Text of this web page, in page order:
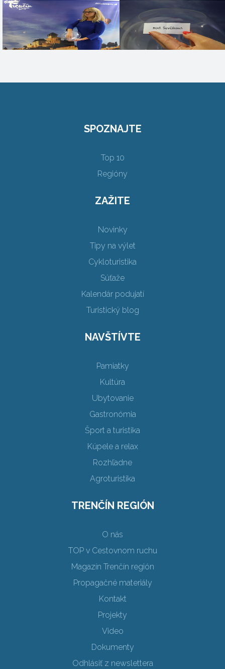
SPOZNAJTE
Top 10
Regióny
ZAŽITE
Novinky
Tipy na výlet
Cykloturistika
Súťaže
Kalendár podujatí
Turistický blog
NAVŠTÍVTE
Pamiatky
Kultúra
Ubytovanie
Gastronómia
Šport a turistika
Kúpele a relax
Rozhľadne
Agroturistika
TRENČÍN REGIÓN
O nás
TOP v Cestovnom ruchu
Magazín Trenčín región
Propagačné materiály
Kontakt
Projekty
Video
Dokumenty
Odhlásiť z newslettera